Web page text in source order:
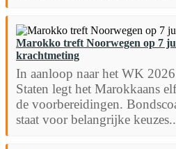
Marokko treft Noorwegen op 7
krachtmeting
In aanloop naar het WK
Staten legt het Marokkaans
de voorbereidingen.
staat voor belangrijke